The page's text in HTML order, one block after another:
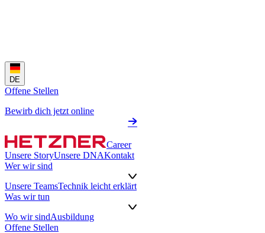
DE
Offene Stellen
Bewirb dich jetzt online
Career
Unsere StoryUnsere DNAKontakt
Wer wir sind
Unsere TeamsTechnik leicht erklärt
Was wir tun
Wo wir sindAusbildung
Offene Stellen